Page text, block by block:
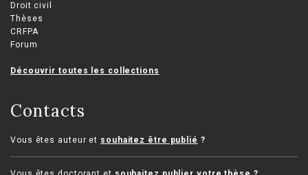
Droit civil
Thèses
CRFPA
Forum
Découvrir toutes les collections
Contacts
Vous êtes auteur et souhaitez être publié ?